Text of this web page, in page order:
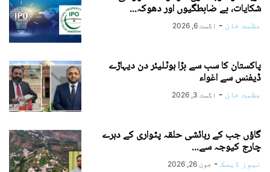
شکایات، بے ضابطگیوں اور دھوکہ...
عظمت خان - اگست 6, 2026
پاکستان کا سب سے بڑا ہوٹلیئر دن دیہاڑے
ڈیفنس سے اغواء
عظمت خان - اگست 3, 2026
گاؤں جب کے رہائشی حلقہ پٹواری کے دہرے
چارج کیوجہ سے...
نیوز ڈیسک - جون 26, 2026